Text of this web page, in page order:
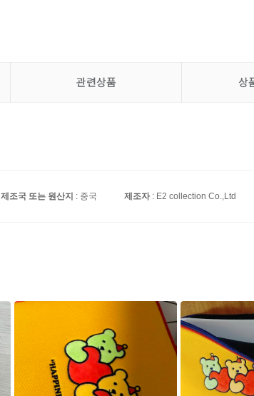
관련상품 상
제조국 또는 원산지 : 중국 제조자: E2 collection Co.,Ltd